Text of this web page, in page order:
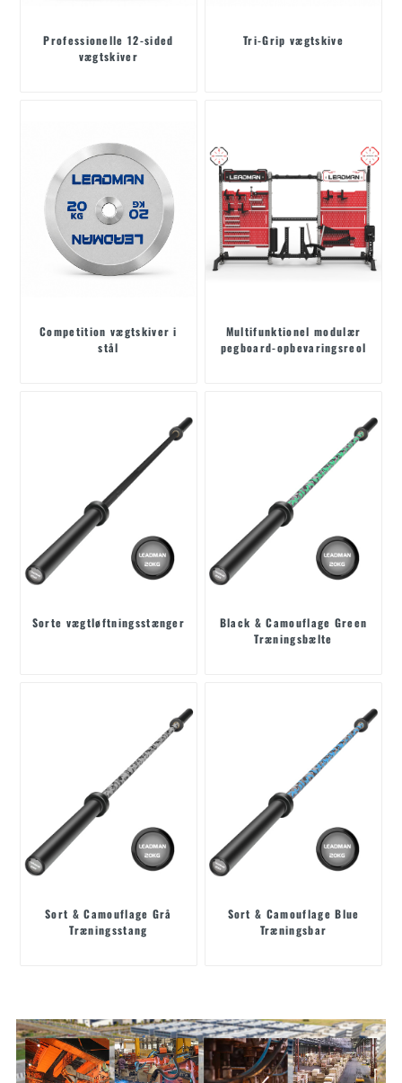
Professionelle 12-sided
vægtskiver
Tri-Grip vægtskive
Competition vægtskiver i
stål
Multifunktionel modulær
pegboard-opbevaringsreol
Sorte vægtløftningsstænger
Black & Camouflage Green
Træningsbælte
Sort & Camouflage Grå
Træningsstang
Sort & Camouflage Blue
Træningsbar